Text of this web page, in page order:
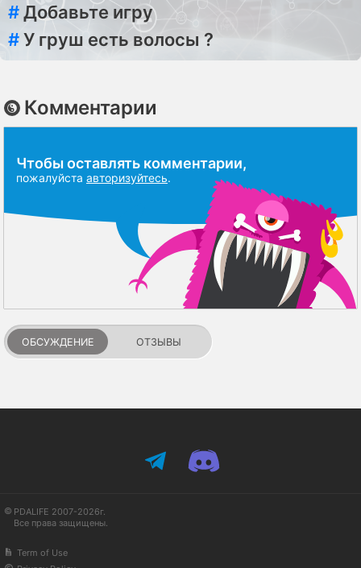
#Добавьте игру
#У груш есть волосы ?
Комментарии
Чтобы оставлять комментарии,
пожалуйста авторизуйтесь.
ОБСУЖДЕНИЕ ОТЗЫВЫ
PDALIFE 2007-2026г.
Все права защищены.
Term of Use